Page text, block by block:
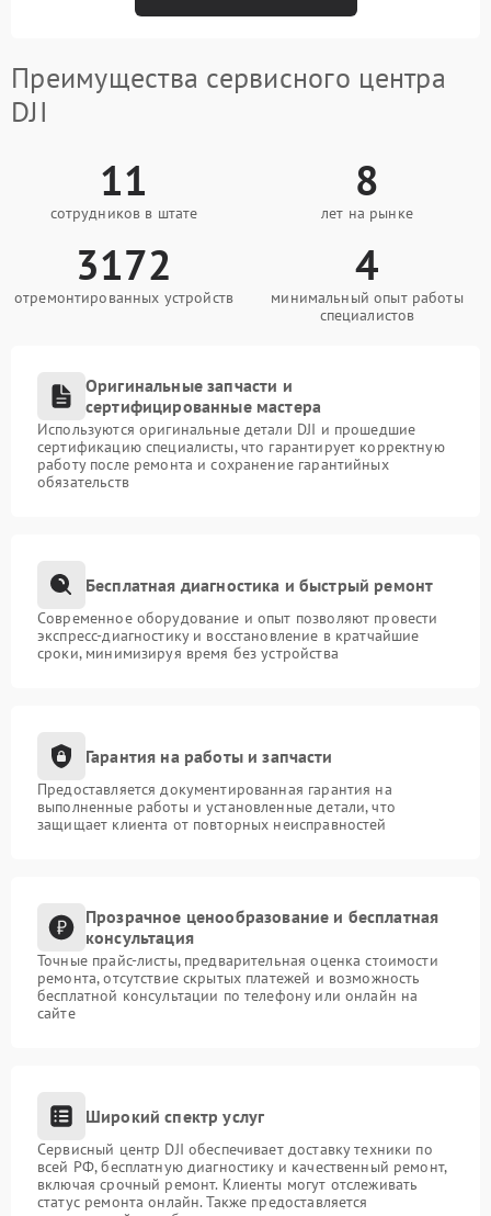
Преимущества сервисного центра
DJI
11
сотрудников в штате
8
лет на рынке
3172
отремонтированных устройств
4
минимальный опыт работы
специалистов
Оригинальные запчасти и
сертифицированные мастера
Используются оригинальные детали DJI и прошедшие
сертификацию специалисты, что гарантирует корректную
работу после ремонта и сохранение гарантийных
обязательств
Бесплатная диагностика и быстрый ремонт
Современное оборудование и опыт позволяют провести
экспресс-диагностику и восстановление в кратчайшие
сроки, минимизируя время без устройства
Гарантия на работы и запчасти
Предоставляется документированная гарантия на
выполненные работы и установленные детали, что
защищает клиента от повторных неисправностей
Прозрачное ценообразование и бесплатная
консультация
Точные прайс-листы, предварительная оценка стоимости
ремонта, отсутствие скрытых платежей и возможность
бесплатной консультации по телефону или онлайн на
сайте
Широкий спектр услуг
Сервисный центр DJI обеспечивает доставку техники по
всей РФ, бесплатную диагностику и качественный ремонт,
включая срочный ремонт. Клиенты могут отслеживать
статус ремонта онлайн. Также предоставляется